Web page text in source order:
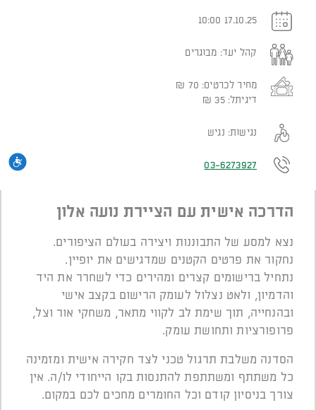
17.10.25 10:00
קהל יעד: מבוגרים
מחיר לכרטיס:
₪
דיגיתל: 35
₪
נגישות: נגיש
03-6273927
הדרכה אישית עם הציירת נועה אלון
נצא למסע של התבוננות ויצירה בעולם הציפורים.
נחקור את פרטים הקטנים שמדגישים את יופיין.
נתחיל ברישומים קצרים ומהירים כדי לשחרר את היד
והדמיון, ולאט נצלול לעומק הרישום בקצב אישי
ובהנחייה, תוך שימת לב לקווי מתאר, משחקי אור וצל,
פרופורציות ותחושת עומק.
הסדנה משלבת תרגול טכני לצד חקירה אישית ומזמינה
כל משתתף ומשתתפת להתנסות בקו הייחודי לו/ה. אין
צורך בניסיון קודם וכל החומרים מחכים לכם במקום.